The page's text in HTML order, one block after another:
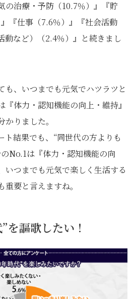
の治療・予防（10.7％）』『貯
『仕事（7.6％）』『社会活動
動など）（2.4％）』と続きまし
も、いつまでも元気でハツラツと
『体力・認知機能の向上・維持』
りました。
ト結果でも、“同世代の方よりも
No.1は『体力・認知機能の向
いつまでも元気で楽しく生活する
要と言えますね。
を謳歌したい！